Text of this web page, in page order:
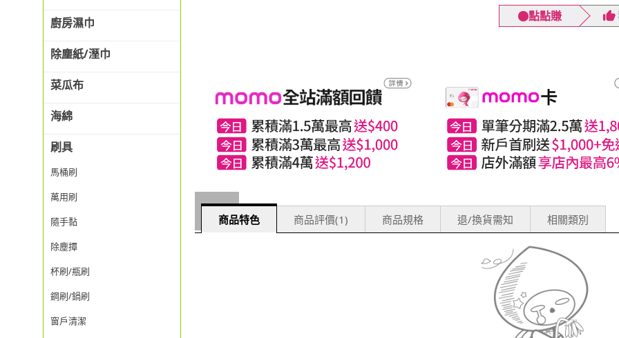
廚房濕巾
除塵紙/溼巾
菜瓜布
海綿
刷具
馬桶刷
萬用刷
隨手黏
除塵撢
杯刷/瓶刷
鋼刷/鍋刷
窗戶清潔
點點賺
商品特色 商品評價(1) 商品規格 退/換貨需知 相關類別